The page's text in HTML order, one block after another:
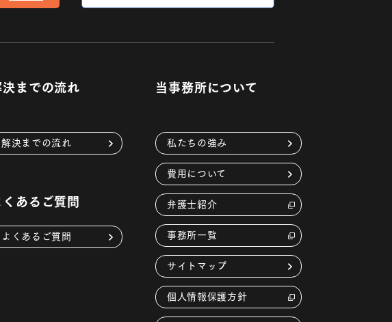
決までの流れ
解決までの流れ
くあるご質問
よくあるご質問
当事務所について
私たちの強み
費用について
弁護士紹介
事務所一覧
サイトマップ
個人情報保護方針